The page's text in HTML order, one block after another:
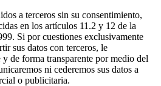
a terceros sin su consentimiento,
en los artículos 11.2 y 12 de la
Si por cuestiones exclusivamente
sus datos con terceros, le
de forma transparente por medio del
ni cederemos sus datos a
o publicitaria.